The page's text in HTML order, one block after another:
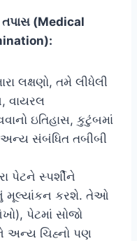
તપાસ (Medical
લક્ષણો, તમે લીધેલી
વાયરલ
ઇતિહાસ, કુટુંબમાં
સંબંધિત તબીબી
પેટને સ્પર્શીને
મૂલ્યાંકન કરશે. તેઓ
પેટમાં સોજો
અન્ય ચિહ્નો પણ